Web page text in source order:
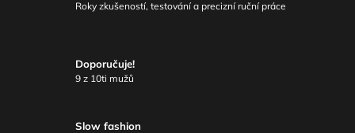
Roky zkušeností, testování a precizní ruční práce
Doporučuje!
9 z 10ti mužů
Slow fashion